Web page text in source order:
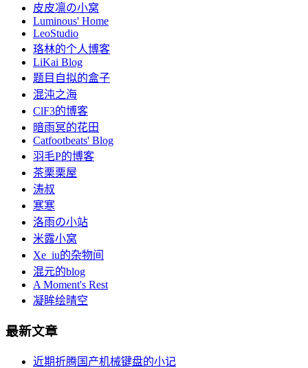
皮皮凛の小窝
Luminous' Home
LeoStudio
珞林的个人博客
LiKai Blog
题目自拟的盒子
混沌之海
ClF3的博客
暗雨冥的花田
Catfootbeats' Blog
羽毛P的博客
茶栗栗屋
涛叔
寒寒
洛雨の小站
米露小窝
Xe_iu的杂物间
混元的blog
A Moment's Rest
凝眸绘晴空
最新文章
近期折腾国产机械键盘的小记